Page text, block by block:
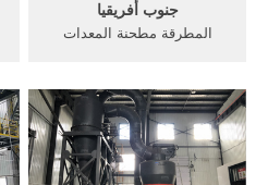
جنوب أفريقيا
المطرقة مطحنة المعدات
جنوب أفريقيا ...